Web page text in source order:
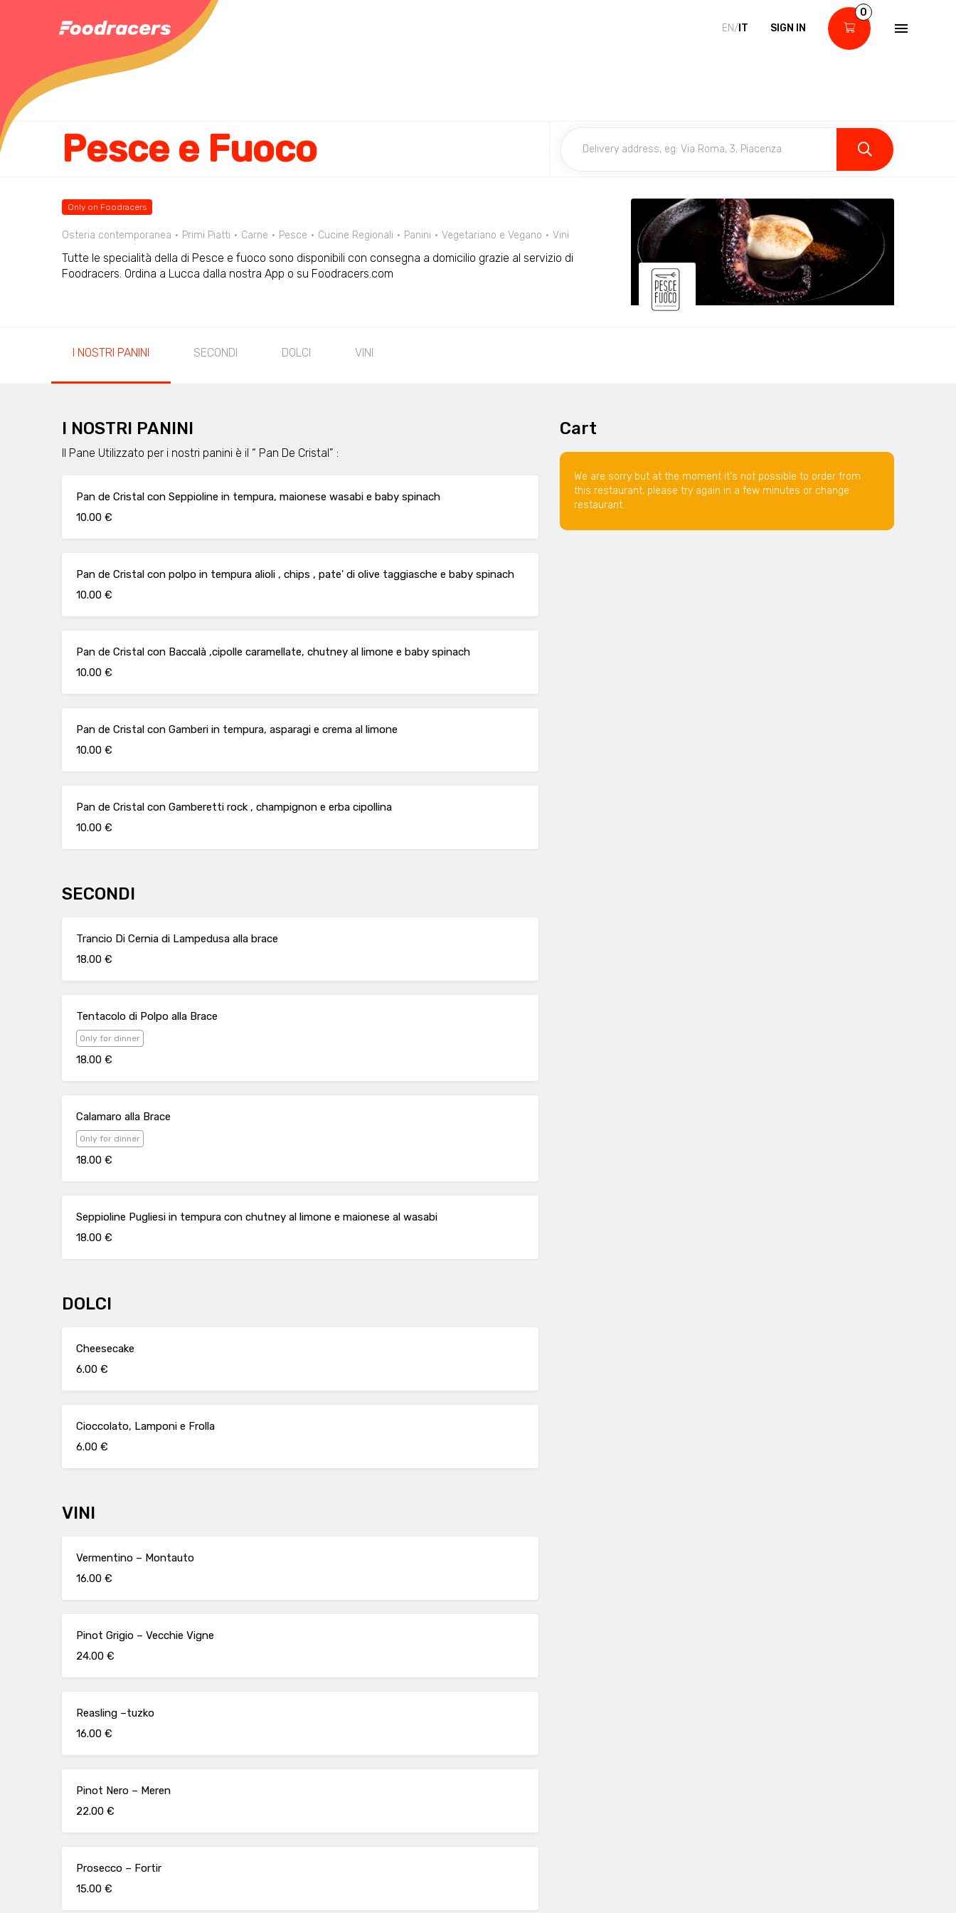
EN/ IT SIGN IN
0
Pesce e Fuoco
Only on Foodracers
Osteria contemporanea Primi Piatti Carne Pesce Cucine Regionali Panini Vegetariano e Vegano Vini
Tutte le specialità della di Pesce e fuoco sono disponibili con consegna a domicilio grazie al servizio di
Foodracers. Ordina a Lucca dalla nostra App o su Foodracers.com
I NOSTRI PANINI SECONDI DOLCI VINI
I NOSTRI PANINI
Il Pane Utilizzato per i nostri panini è il “ Pan De Cristal” :
Pan de Cristal con Seppioline in tempura, maionese wasabi e baby spinach
10.00 €
Pan de Cristal con polpo in tempura alioli , chips , pate' di olive taggiasche e baby spinach
10.00 €
Pan de Cristal con Baccalà ,cipolle caramellate, chutney al limone e baby spinach
10.00 €
Pan de Cristal con Gamberi in tempura, asparagi e crema al limone
10.00 €
Pan de Cristal con Gamberetti rock , champignon e erba cipollina
10.00 €
SECONDI
Trancio Di Cernia di Lampedusa alla brace
18.00 €
Tentacolo di Polpo alla Brace
Only for dinner
18.00 €
Calamaro alla Brace
Only for dinner
18.00 €
Seppioline Pugliesi in tempura con chutney al limone e maionese al wasabi
18.00 €
DOLCI
Cheesecake
6.00 €
Cioccolato, Lamponi e Frolla
6.00 €
VINI
Vermentino – Montauto
16.00 €
Pinot Grigio – Vecchie Vigne
24.00 €
Reasling –tuzko
16.00 €
Pinot Nero – Meren
22.00 €
Prosecco – Fortir
15.00 €
Cart
We are sorry but at the moment it's not possible to order from
this restaurant, please try again in a few minutes or change
restaurant.